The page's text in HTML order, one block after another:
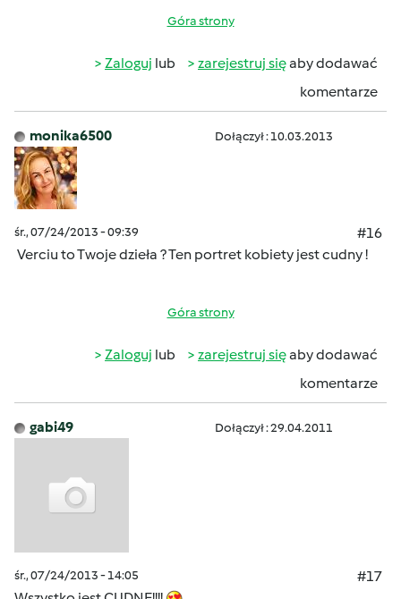
Góra strony
Zaloguj lub zarejestruj sięaby dodawać
komentarze
monika6500 Dołączył : 10.03.2013
śr., 07/24/2013 - 09:39
#16
Verciu to Twoje dzieła ? Ten portret kobiety jest cudny !
Góra strony
Zaloguj lub zarejestruj sięaby dodawać
komentarze
gabi49 Dołączył : 29.04.2011
śr., 07/24/2013 - 14:05
#17